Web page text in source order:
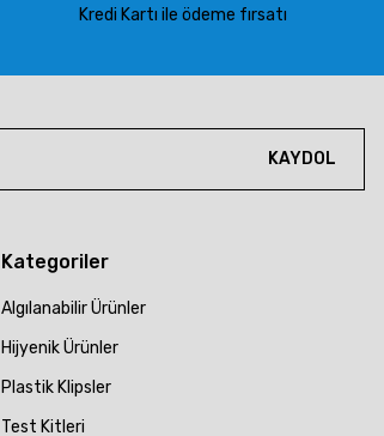
Kredi Kartı ile ödeme fırsatı
KAYDOL
Kategoriler
Algılanabilir Ürünler
Hijyenik Ürünler
Plastik Klipsler
Test Kitleri